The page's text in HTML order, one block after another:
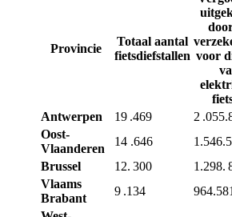
Provincie
Totaal aantal
fietsdiefstallen voor
Antwerpen 19 .469 2
Oost-
Vlaanderen
14 .646
Brussel
12. 300 1.298.
Vlaams
Brabant
9 .134